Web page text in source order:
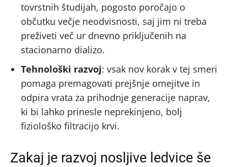
tovrstnih študijah, pogosto poročajo o
občutku večje neodvisnosti, saj jim ni treba
preživeti več ur dnevno priključenih na
stacionarno dializo.
Tehnološki razvoj: vsak nov korak v tej smeri
pomaga premagovati prejšnje omejitve in
odpira vrata za prihodnje generacije naprav,
ki bi lahko prinesle neprekinjeno, bolj
fiziološko filtracijo krvi.
Zakaj je razvoj nosljive ledvice še